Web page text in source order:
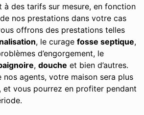
des tarifs sur mesure, en fonction
nos prestations dans votre cas
offrons des prestations telles
, le curage fosse septique,
d’engorgement, le
, douche et bien d’autres.
agents, votre maison sera plus
et vous pourrez en profiter pendant